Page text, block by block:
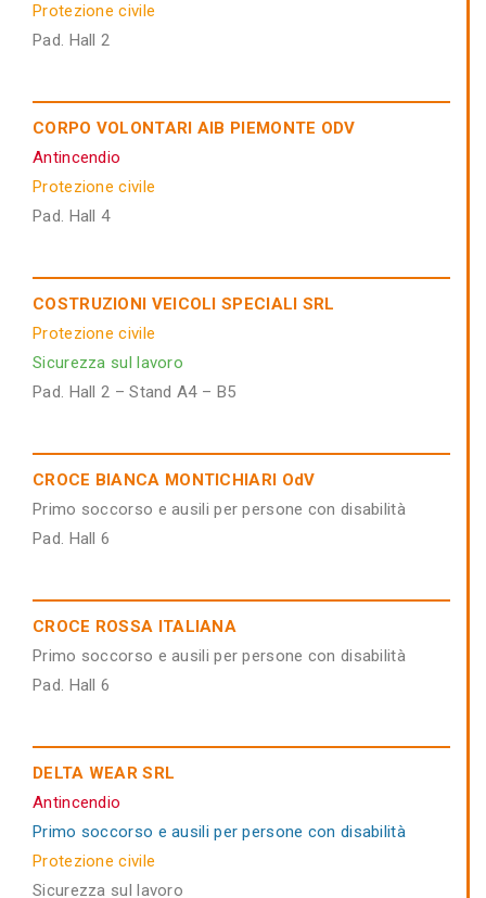
Protezione civile
Pad. Hall 2
CORPO VOLONTARI AIB PIEMONTE ODV
Antincendio
Protezione civile
Pad. Hall 4
COSTRUZIONI VEICOLI SPECIALI SRL
Protezione civile
Sicurezza sul lavoro
Pad. Hall 2 – Stand A4 – B5
CROCE BIANCA MONTICHIARI OdV
Primo soccorso e ausili per persone con disabilità
Pad. Hall 6
CROCE ROSSA ITALIANA
Primo soccorso e ausili per persone con disabilità
Pad. Hall 6
DELTA WEAR SRL
Antincendio
Primo soccorso e ausili per persone con disabilità
Protezione civile
Sicurezza sul lavoro